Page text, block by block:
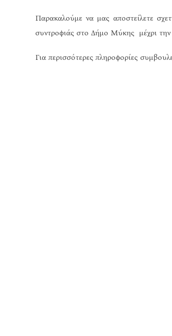
Παρακαλούμε να μας αποστείλετε
συντροφιάς στο Δήμο Μύκης μέχρι την
Για περισσότερες πληροφορίες